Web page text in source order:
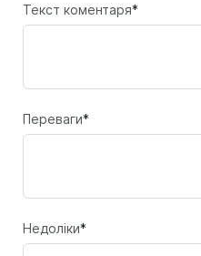
Текст коментаря*
Переваги*
Недоліки*